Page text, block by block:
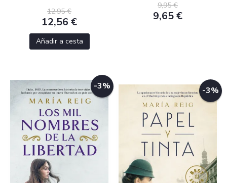
12,95 €
12,56 €
Añadir a cesta
9,95 €
9,65 €
-3% -3%